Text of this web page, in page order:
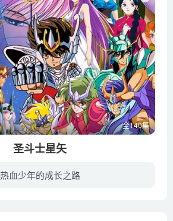
全140集
圣斗士星矢
热血少年的成长之路